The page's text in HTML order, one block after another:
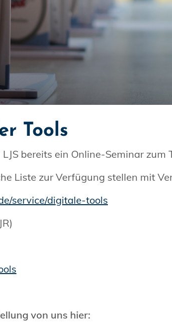
Tools
bereits ein Online-Seminar zum
Liste zur Verfügung stellen mit
service/digitale-tools
von uns hier: